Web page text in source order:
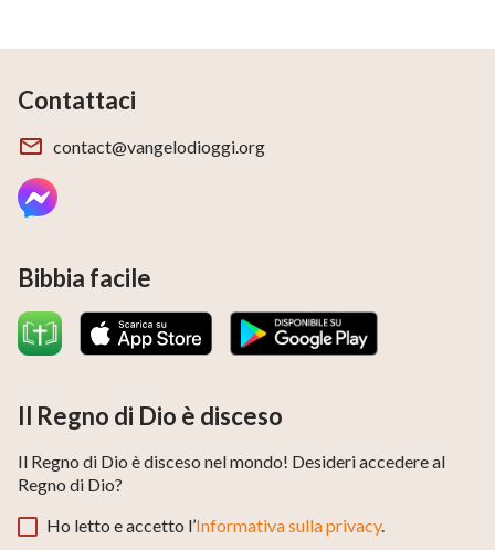
Contattaci
contact@vangelodioggi.org
Bibbia facile
Il Regno di Dio è disceso
Il Regno di Dio è disceso nel mondo! Desideri accedere al
Regno di Dio?
Ho letto e accetto l’Informativa sulla privacy.